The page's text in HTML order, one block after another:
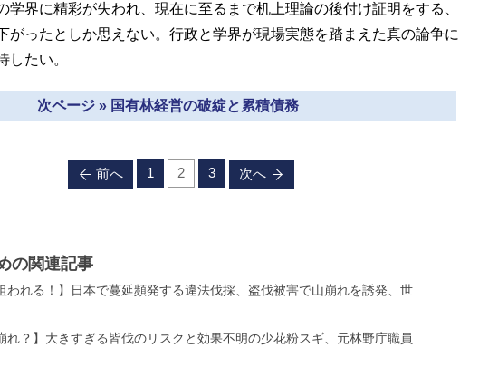
界に精彩が失われ、現在に至るまで机上理論の後付け証明をする、
がったとしか思えない。行政と学界が現場実態を踏まえた真の論争に
したい。
次ページ » 国有林経営の破綻と累積債務
前へ 1 2 3 次へ
の関連記事
われる！】日本で蔓延頻発する違法伐採、盗伐被害で山崩れを誘発、世
れ？】大きすぎる皆伐のリスクと効果不明の少花粉スギ、元林野庁職員